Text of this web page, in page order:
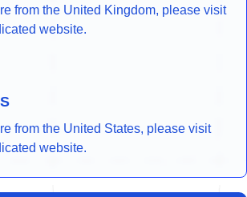
from the United Kingdom, please visit
website.
from the United States, please visit
website.